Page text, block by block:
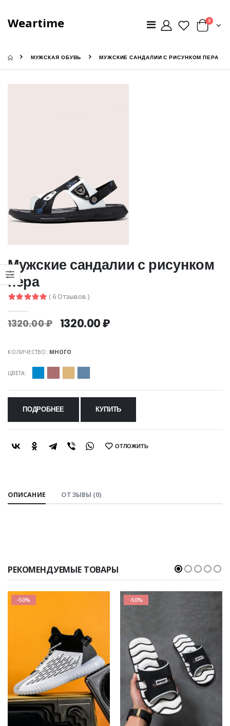
Weartime 0
МУЖСКАЯ ОБУВЬ МУЖСКИЕ САНДАЛИИ С РИСУНКОМ ПЕРА
Мужские сандалии с рисунком
пера
( 6 Отзывов )
1320.00 ₽ 1320.00 ₽
КОЛИЧЕСТВО: МНОГО
ЦВЕТА:
ПОДРОБНЕЕ КУПИТЬ
SHARE: ОТЛОЖИТЬ
ОПИСАНИЕ ОТЗЫВЫ (0)
РЕКОМЕНДУЕМЫЕ ТОВАРЫ
-50% -50%